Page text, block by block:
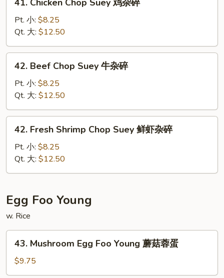
Chicken
Chop
Suey
鸡
杂
41. Chicken Chop Suey 鸡杂碎
Pt. 小: $8.25
Qt. 大: $12.50
Beef
Chop
Suey
牛
杂
42. Beef Chop Suey 牛杂碎
Pt. 小: $8.25
Qt. 大: $12.50
Fresh
Shrimp
Chop
Suey
虾
杂
碎
42. Fresh Shrimp Chop Suey 鲜虾杂碎
Pt. 小: $8.25
Qt. 大: $12.50
Egg Foo Young
w. Rice
Mushroom
Egg
Foo
43. Mushroom Egg Foo Young 蘑菇蓉蛋
$9.75